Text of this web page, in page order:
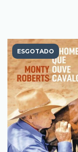
ESGOTADO